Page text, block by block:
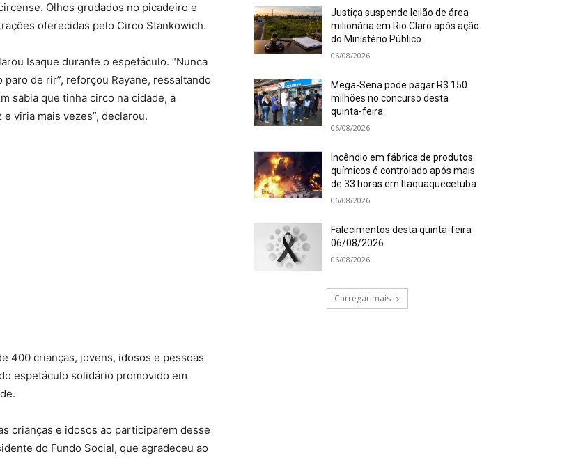
Olhos grudados no picadeiro e
oferecidas pelo Circo Stankowich.
Isaque durante o espetáculo. “Nunca
de rir”, reforçou Rayane, ressaltando
sabia que tinha circo na cidade, a
viria mais vezes”, declarou.
400 crianças, jovens, idosos e pessoas
espetáculo solidário promovido em
crianças e idosos ao participarem desse
do Fundo Social, que agradeceu ao
Justiça suspende leilão de área
milionária em Rio Claro após ação
do Ministério Público
06/08/2026
Mega-Sena pode pagar R$ 150
milhões no concurso desta
quinta-feira
06/08/2026
Incêndio em fábrica de produtos
químicos é controlado após mais
de 33 horas em Itaquaquecetuba
06/08/2026
Falecimentos desta quinta-feira
06/08/2026
06/08/2026
Carregar mais